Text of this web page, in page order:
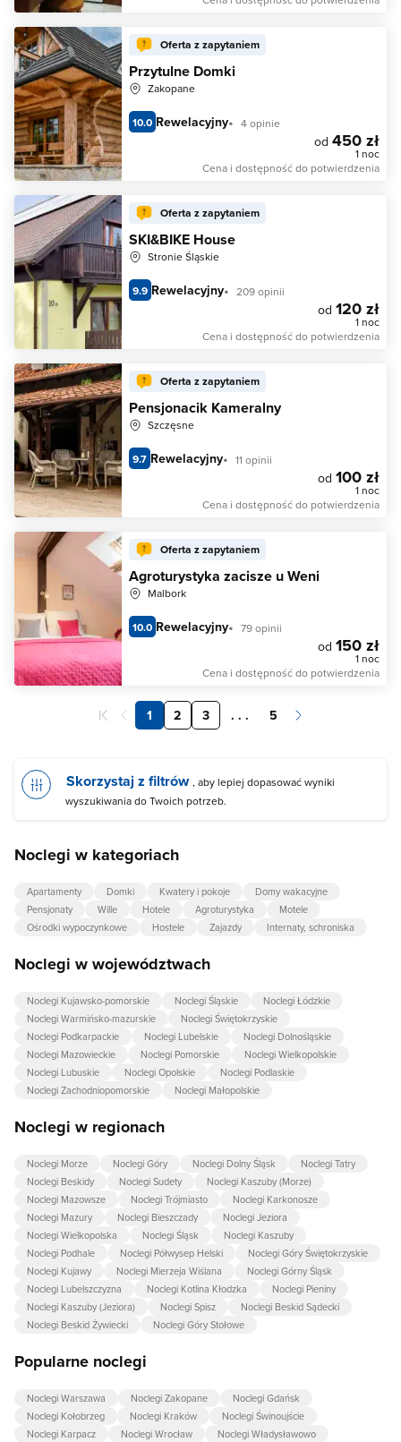
Oferta z zapytaniem
Przytulne Domki
Zakopane
10.0 Rewelacyjny 4 opinie
od 450 zł
1 noc
Cena i dostępność do potwierdzenia
Oferta z zapytaniem
SKI&BIKE House
Stronie Śląskie
9.9 Rewelacyjny 209 opinii
od 120 zł
1 noc
Cena i dostępność do potwierdzenia
Oferta z zapytaniem
Pensjonacik Kameralny
Szczęsne
9.7 Rewelacyjny 11 opinii
od 100 zł
1 noc
Cena i dostępność do potwierdzenia
Oferta z zapytaniem
Agroturystyka zacisze u Weni
Malbork
10.0 Rewelacyjny 79 opinii
od 150 zł
1 noc
Cena i dostępność do potwierdzenia
1 2 3 . . . 5
Skorzystaj z filtrów , aby lepiej dopasować wyniki
wyszukiwania do Twoich potrzeb.
Noclegi w kategoriach
Apartamenty Domki Kwatery i pokoje
Domy wakacyjne
Pensjonaty
Wille Hotele Agroturystyka
Motele
Ośrodki wypoczynkowe
Hostele Zajazdy Internaty, schroniska
Noclegi w województwach
Noclegi Kujawsko-pomorskie Noclegi Śląskie
Noclegi Łódzkie
Noclegi Warmińsko-mazurskie
Noclegi Świętokrzyskie
Noclegi Podkarpackie
Noclegi Lubelskie
Noclegi Dolnośląskie
Noclegi Mazowieckie
Noclegi Pomorskie
Noclegi Wielkopolskie
Noclegi Lubuskie
Noclegi Opolskie
Noclegi Podlaskie
Noclegi Zachodniopomorskie
Noclegi Małopolskie
Noclegi w regionach
Noclegi Morze Noclegi Góry Noclegi Dolny Śląsk
Noclegi Tatry
Noclegi Beskidy
Noclegi Sudety
Noclegi Kaszuby (Morze)
Noclegi Mazowsze
Noclegi Trójmiasto
Noclegi Karkonosze
Noclegi Mazury
Noclegi Bieszczady
Noclegi Jeziora
Noclegi Wielkopolska
Noclegi Śląsk
Noclegi Kaszuby
Noclegi Podhale
Noclegi Półwysep Helski
Noclegi Góry Świętokrzyskie
Noclegi Kujawy
Noclegi Mierzeja Wiślana
Noclegi Górny Śląsk
Noclegi Lubelszczyzna
Noclegi Kotlina Kłodzka
Noclegi Pieniny
Noclegi Kaszuby (Jeziora)
Noclegi Spisz
Noclegi Beskid Sądecki
Noclegi Beskid Żywiecki
Noclegi Góry Stołowe
Popularne noclegi
Noclegi Warszawa Noclegi Zakopane
Noclegi Gdańsk
Noclegi Kołobrzeg
Noclegi Kraków
Noclegi Świnoujście
Noclegi Karpacz
Noclegi Wrocław
Noclegi Władysławowo